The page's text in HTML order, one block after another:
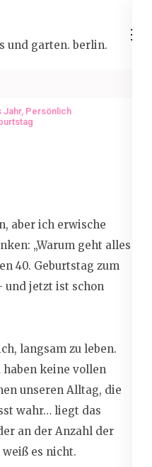
und garten. berlin.
Jahr, Persönlich
aber ich erwische
„Warum geht alles
40. Geburtstag zum
und jetzt ist schon
langsam zu leben.
haben keine vollen
unseren Alltag, die
wahr… liegt das
an der Anzahl der
es nicht.